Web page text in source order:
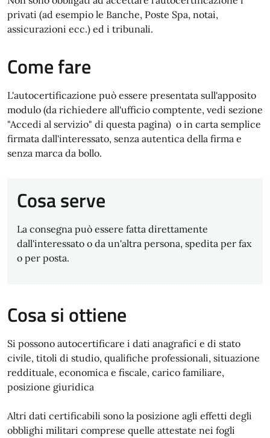
privati (ad esempio le Banche, Poste Spa, notai,
assicurazioni ecc.) ed i tribunali.
Come fare
L'autocertificazione può essere presentata sull'apposito
modulo (da richiedere all'ufficio comptente, vedi sezione
"Accedi al servizio" di questa pagina) o in carta semplice
firmata dall'interessato, senza autentica della firma e
senza marca da bollo.
Cosa serve
La consegna può essere fatta direttamente
dall'interessato o da un'altra persona, spedita per fax
o per posta.
Cosa si ottiene
Si possono autocertificare i dati anagrafici e di stato
civile, titoli di studio, qualifiche professionali, situazione
reddituale, economica e fiscale, carico familiare,
posizione giuridica
Altri dati certificabili sono la posizione agli effetti degli
obblighi militari comprese quelle attestate nei fogli